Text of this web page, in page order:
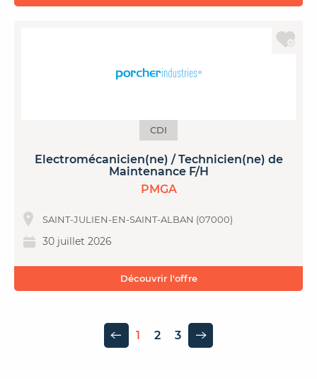
CDI
Electromécanicien(ne) / Technicien(ne) de
Maintenance F/H
PMGA
SAINT-JULIEN-EN-SAINT-ALBAN (07000)
30 juillet 2026
Découvrir l'offre
Page précédente 1 2 3 Page suivante